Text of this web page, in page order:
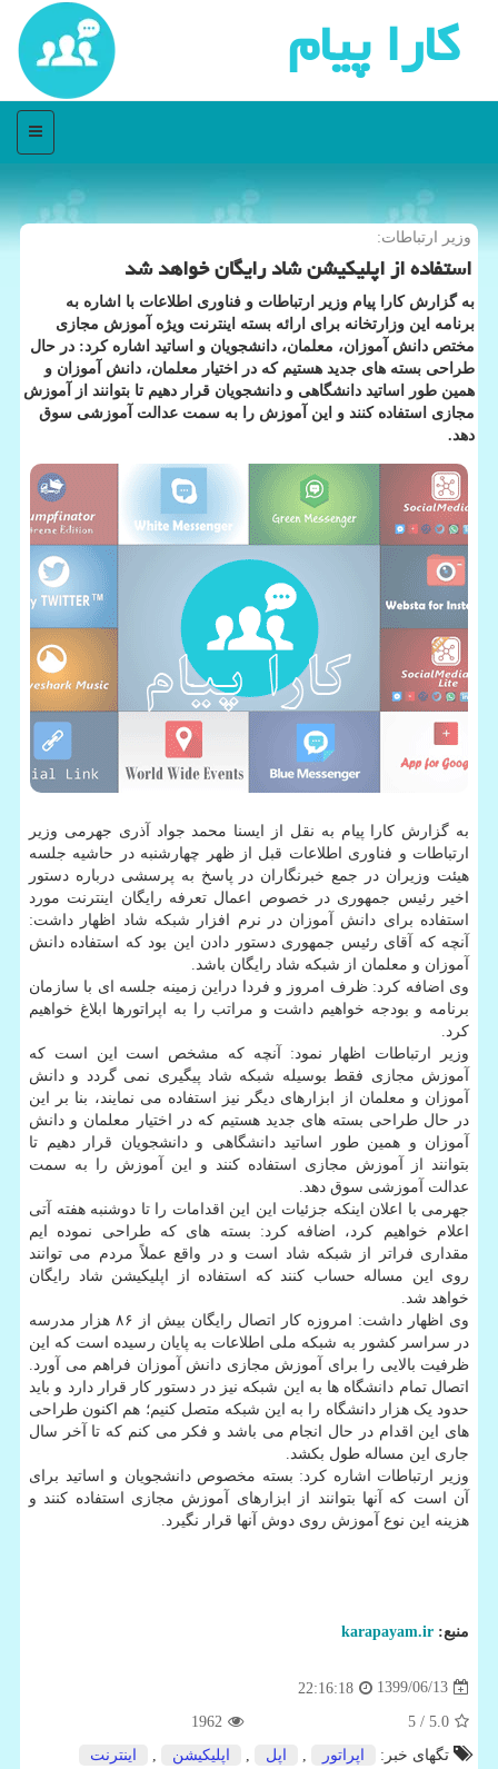
كارا پیام
منو
وزیر ارتباطات:
استفاده از اپلیكیشن شاد رایگان خواهد شد
به گزارش كارا پیام وزیر ارتباطات و فناوری اطلاعات با اشاره به
برنامه این وزارتخانه برای ارائه بسته اینترنت ویژه آموزش مجازی
مختص دانش آموزان، معلمان، دانشجویان و اساتید اشاره كرد: در حال
طراحی بسته های جدید هستیم كه در اختیار معلمان، دانش آموزان و
همین طور اساتید دانشگاهی و دانشجویان قرار دهیم تا بتوانند از آموزش
مجازی استفاده كنند و این آموزش را به سمت عدالت آموزشی سوق
دهد.
به گزارش کارا پیام به نقل از ایسنا محمد جواد آذری جهرمی وزیر
ارتباطات و فناوری اطلاعات قبل از ظهر چهارشنبه در حاشیه جلسه
هیئت وزیران در جمع خبرنگاران در پاسخ به پرسشی درباره دستور
اخیر رئیس جمهوری در خصوص اعمال تعرفه رایگان اینترنت مورد
استفاده برای دانش آموزان در نرم افزار شبکه شاد اظهار داشت:
آنچه که آقای رئیس جمهوری دستور دادن این بود که استفاده دانش
آموزان و معلمان از شبکه شاد رایگان باشد.
وی اضافه کرد: ظرف امروز و فردا دراین زمینه جلسه ای با سازمان
برنامه و بودجه خواهیم داشت و مراتب را به اپراتورها ابلاغ خواهیم
کرد.
وزیر ارتباطات اظهار نمود: آنچه که مشخص است این است که
آموزش مجازی فقط بوسیله شبکه شاد پیگیری نمی گردد و دانش
آموزان و معلمان از ابزارهای دیگر نیز استفاده می نمایند، بنا بر این
در حال طراحی بسته های جدید هستیم که در اختیار معلمان و دانش
آموزان و همین طور اساتید دانشگاهی و دانشجویان قرار دهیم تا
بتوانند از آموزش مجازی استفاده کنند و این آموزش را به سمت
عدالت آموزشی سوق دهد.
جهرمی با اعلان اینکه جزئیات این این اقدامات را تا دوشنبه هفته آتی
اعلام خواهیم کرد، اضافه کرد: بسته های که طراحی نموده ایم
مقداری فراتر از شبکه شاد است و در واقع عملاً مردم می توانند
روی این مساله حساب کنند که استفاده از اپلیکیشن شاد رایگان
خواهد شد.
وی اظهار داشت: امروزه کار اتصال رایگان بیش از ۸۶ هزار مدرسه
در سراسر کشور به شبکه ملی اطلاعات به پایان رسیده است که این
ظرفیت بالایی را برای آموزش مجازی دانش آموزان فراهم می آورد.
اتصال تمام دانشگاه ها به این شبکه نیز در دستور کار قرار دارد و باید
حدود یک هزار دانشگاه را به این شبکه متصل کنیم؛ هم اکنون طراحی
های این اقدام در حال انجام می باشد و فکر می کنم که تا آخر سال
جاری این مساله طول بکشد.
وزیر ارتباطات اشاره کرد: بسته مخصوص دانشجویان و اساتید برای
آن است که آنها بتوانند از ابزارهای آموزش مجازی استفاده کنند و
هزینه این نوع آموزش روی دوش آنها قرار نگیرد.
منبع: karapayam.ir
1399/06/13
22:16:18
5.0
/ 5
1962
تگهای خبر:
اپراتور اپل اپلیكیشن اینترنت